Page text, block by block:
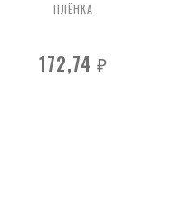
ПЛЁНКА
172,74 ₽